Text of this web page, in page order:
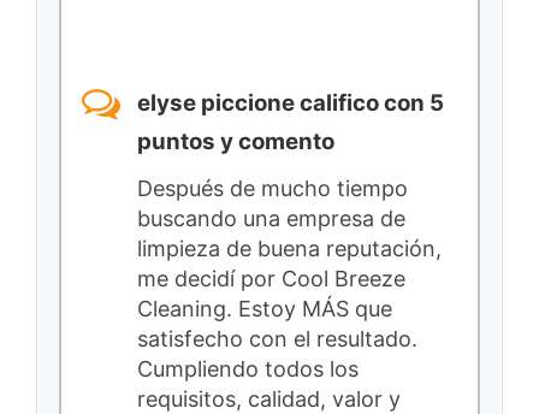
elyse piccione califico con 5
puntos y comento
Después de mucho tiempo
buscando una empresa de
limpieza de buena reputación,
me decidí por Cool Breeze
Cleaning. Estoy MÁS que
satisfecho con el resultado.
Cumpliendo todos los
requisitos, calidad, valor y